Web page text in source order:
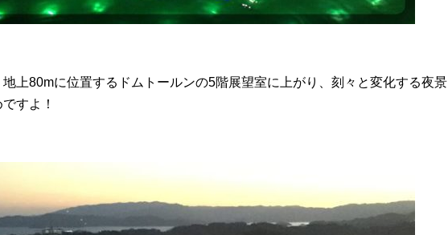
地上80mに位置するドムトールンの5階展望室に上がり、刻々と変化する夜景
すよ！